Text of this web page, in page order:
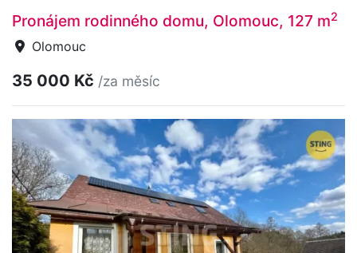
Pronájem rodinného domu, Olomouc, 127 m2
Olomouc
35 000 Kč /za měsíc